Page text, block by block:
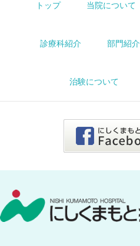
トップ 当院について
診療科紹介 部門紹介
治験について